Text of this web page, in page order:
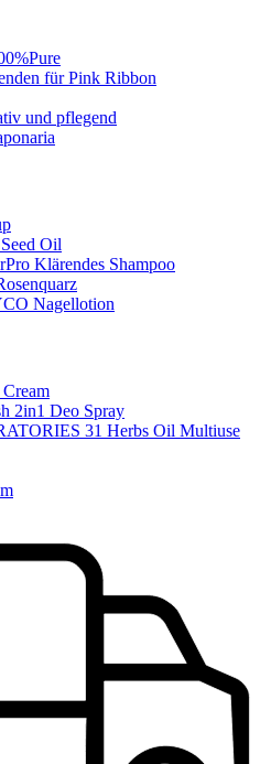
für Pink Ribbon
und pflegend
Oil
Klärendes Shampoo
Nagellotion
2in1 Deo Spray
31 Herbs Oil Multiuse